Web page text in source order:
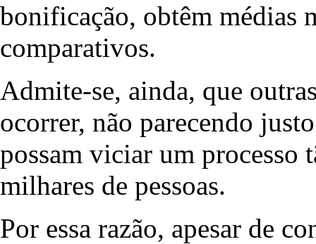
bonificação, obtêm médias
comparativos.
Admite-se, ainda, que
ocorrer, não parecendo
possam viciar um processo
milhares de pessoas.
Por essa razão, apesar de